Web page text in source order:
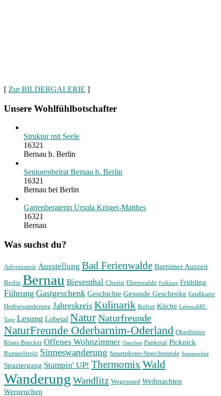
[ Zur BILDERGALERIE ]
Unsere Wohlfühlbotschafter
Struktur mit Seele
16321
Bernau b. Berlin
Seniorenbeirat Bernau b. Berlin
16321
Bernau bei Berlin
Gartenberaterin Ursula Krüger-Matthes
16321
Bernau
Was suchst du?
Adventszeit Ausstellung Bad Ferienwalde Barnimer Auszeit
Berlin Bernau Biesenthal Chorin Eberswalde Folklore Frühling
Führung Gastgeschenk Geschichte Gesunde Geschenke Grußkarte
Herbstwanderung Jahreskreis Kulinarik Kultur Küche LebensART-
Tage Lesung Lobetal NaturNaturfreunde
NaturFreunde Oderbarnim-Oderland Oberförster
Klaus Brucker Offenes Wohnzimmer Osterfest Panketal Picknick
Rumpelstolz Sinneswanderung Smartphone-Sprechstunde Sommerfest
Spaziergang Stampin' UP! ThermomixWald
Wanderung Wandlitz Wegesrand Weihnachten
Werneuchen